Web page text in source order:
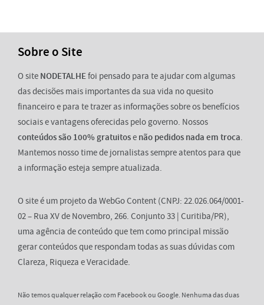
Sobre o Site
O site NODETALHEfoi pensado para te ajudar com algumas
das decisões mais importantes da sua vida no quesito
financeiro e para te trazer as informações sobre os benefícios
sociais e vantagens oferecidas pelo governo. Nossos
conteúdos são 100% gratuitose não pedidos nada em troca.
Mantemos nosso time de jornalistas sempre atentos para que
a informação esteja sempre atualizada.
O site é um projeto da WebGo Content (CNPJ: 22.026.064/0001-
02 – Rua XV de Novembro, 266. Conjunto 33 | Curitiba/PR),
uma agência de conteúdo que tem como principal missão
gerar conteúdos que respondam todas as suas dúvidas com
Clareza, Riqueza e Veracidade.
Não temos qualquer relação com Facebook ou Google. Nenhuma das duas